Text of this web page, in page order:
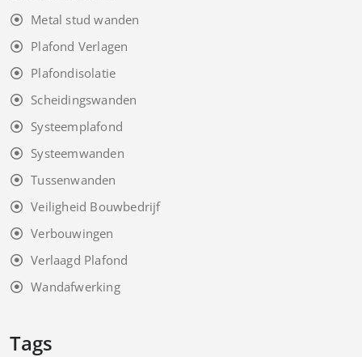
Metal stud wanden
Plafond Verlagen
Plafondisolatie
Scheidingswanden
Systeemplafond
Systeemwanden
Tussenwanden
Veiligheid Bouwbedrijf
Verbouwingen
Verlaagd Plafond
Wandafwerking
Tags